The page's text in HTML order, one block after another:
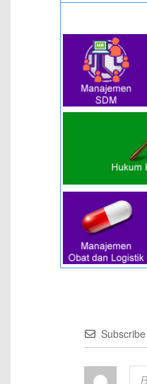
Subscribe